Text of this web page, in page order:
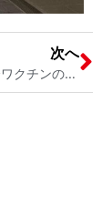
次へ
戸田市 帯状疱疹ワクチンの一部費用の助成が開始しました！ 戸田市議会議員 宮内そうこ